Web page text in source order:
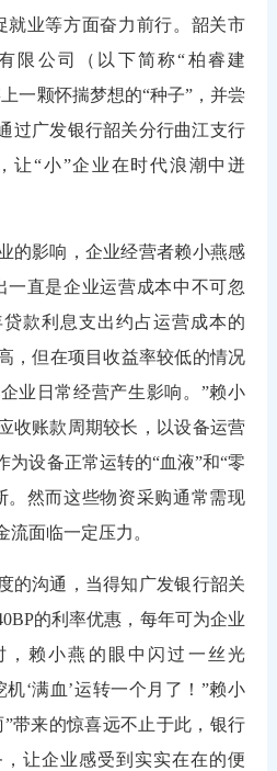
就业等方面奋力前行。韶关市
限公司（以下简称“柏睿建
一颗怀揣梦想的“种子”，并尝
广发银行韶关分行曲江支行
让“小”企业在时代浪潮中迸
影响，企业经营者赖小燕感
一直是企业运营成本中不可忽
款利息支出约占运营成本的
，但在项目收益率较低的情况
业日常经营产生影响。”赖小
收账款周期较长，以设备运营
为设备正常运转的“血液”和“零
。然而这些物资采购通常需现
面临一定压力。
沟通，当得知广发银行韶关
的利率优惠，每年可为企业
，赖小燕的眼中闪过一丝光
‘满血’运转一个月了！”赖小
带来的惊喜远不止于此，银行
让企业感受到实实在在的便